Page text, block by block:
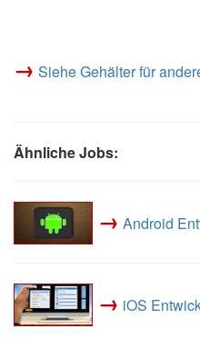
→ Siehe Gehälter für
Ähnliche Jobs:
→ Android
→ iOS